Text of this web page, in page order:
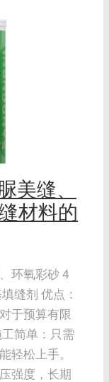
美缝、
材料的
环氧彩砂 4
缝剂 优点：
于预算有限
简单：只需
轻松上手。
强度，长期